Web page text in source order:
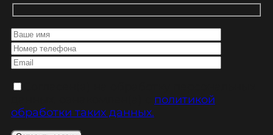
политикой
обработки таких данных.